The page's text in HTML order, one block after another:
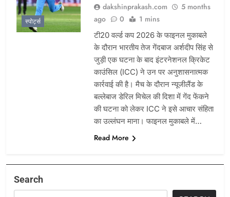
स्पोर्ट्स
dakshinprakash.com
5 months
ago
0 1 mins
टी20 वर्ल्ड कप 2026 के फाइनल मुकाबले
के दौरान भारतीय तेज गेंदबाज अर्शदीप सिंह से
जुड़ी एक घटना के बाद इंटरनेशनल क्रिकेट
काउंसिल (ICC) ने उन पर अनुशासनात्मक
कार्रवाई की है। मैच के दौरान न्यूजीलैंड के
बल्लेबाज डेरिल मिचेल की दिशा में गेंद फेंकने
की घटना को लेकर ICC ने इसे आचार संहिता
का उल्लंघन माना। फाइनल मुकाबले में…
Read More
Search